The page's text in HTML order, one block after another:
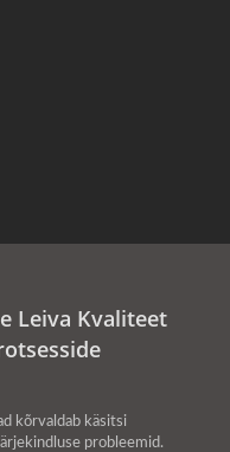
Leiva Kvaliteet
kõrvaldab käsitsi
probleemid.